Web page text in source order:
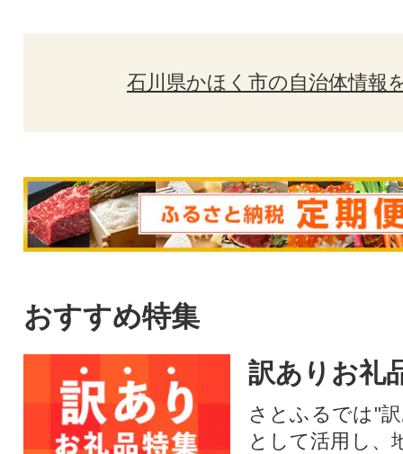
石川県かほく市の自治体情報
おすすめ特集
訳ありお礼
さとふるでは"
として活用し、